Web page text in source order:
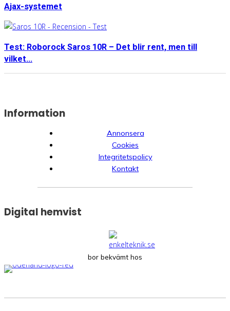
Ajax-systemet
Test: Roborock Saros 10R – Det blir rent, men till
vilket...
Information
Annonsera
Cookies
Integritetspolicy
Kontakt
Digital hemvist
bor bekvämt hos